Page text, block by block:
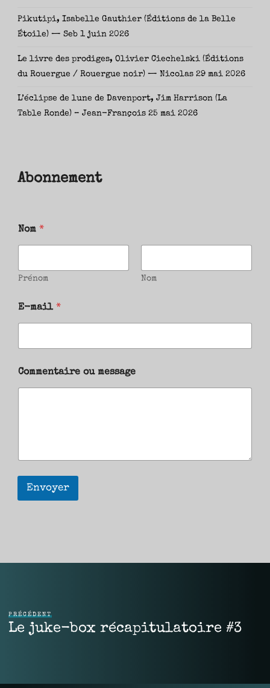
Pikutipi, Isabelle Gauthier (Éditions de la Belle
Étoile) — Seb 1 juin 2026
Le livre des prodiges, Olivier Ciechelski (Éditions
du Rouergue / Rouergue noir) — Nicolas 29 mai 2026
L’éclipse de lune de Davenport, Jim Harrison (La
Table Ronde) – Jean-François 25 mai 2026
Abonnement
Nom *
Prénom Nom
E-mail *
Commentaire ou message
Envoyer
PRÉCÉDENT
Le juke-box récapitulatoire #3